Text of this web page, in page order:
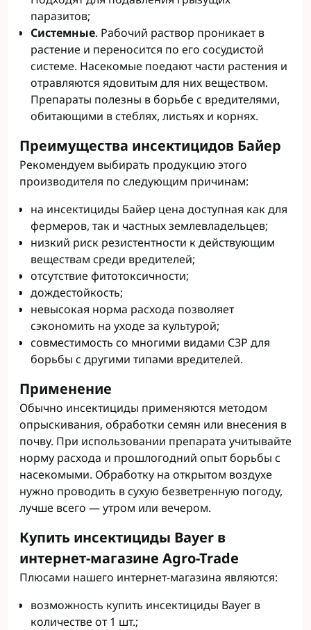
паразитов;
Системные. Рабочий раствор проникает в
растение и переносится по его сосудистой
системе. Насекомые поедают части растения и
отравляются ядовитым для них веществом.
Препараты полезны в борьбе с вредителями,
обитающими в стеблях, листьях и корнях.
Преимущества инсектицидов Байер
Рекомендуем выбирать продукцию этого
производителя по следующим причинам:
на инсектициды Байер цена доступная как для
фермеров, так и частных землевладельцев;
низкий риск резистентности к действующим
веществам среди вредителей;
отсутствие фитотоксичности;
дождестойкость;
невысокая норма расхода позволяет
сэкономить на уходе за культурой;
совместимость со многими видами СЗР для
борьбы с другими типами вредителей.
Применение
Обычно инсектициды применяются методом
опрыскивания, обработки семян или внесения в
почву. При использовании препарата учитывайте
норму расхода и прошлогодний опыт борьбы с
насекомыми. Обработку на открытом воздухе
нужно проводить в сухую безветренную погоду,
лучше всего — утром или вечером.
Купить инсектициды Bayer в
интернет-магазине Agro-Trade
Плюсами нашего интернет-магазина являются:
возможность купить инсектициды Bayer в
количестве от 1 шт.;